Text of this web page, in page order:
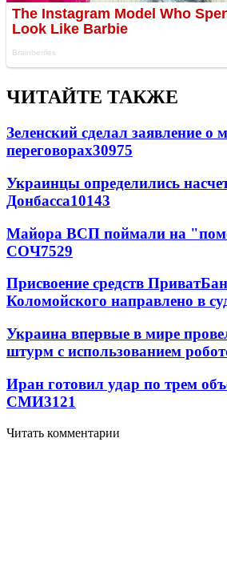
ЧИТАЙТЕ ТАКЖЕ
Зеленский сделал заявление о
переговорах30975
Украинцы определились
Донбасса10143
Майора ВСП поймали на
СОЧ7529
Присвоение средств
Коломойского направлено в
Украина впервые в мире
штурм с использованием
Иран готовил удар по трем
СМИ3121
Читать комментарии